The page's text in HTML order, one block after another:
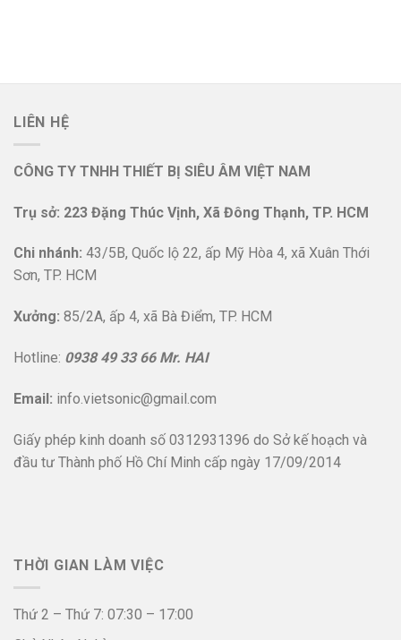
LIÊN HỆ
CÔNG TY TNHH THIẾT BỊ SIÊU ÂM VIỆT NAM
Trụ sở: 223 Đặng Thúc Vịnh, Xã Đông Thạnh, TP. HCM
Chi nhánh: 43/5B, Quốc lộ 22, ấp Mỹ Hòa 4, xã Xuân Thới
Sơn, TP. HCM
Xưởng: 85/2A, ấp 4, xã Bà Điểm, TP. HCM
Hotline: 0938 49 33 66 Mr. HAI
Email: info.vietsonic@gmail.com
Giấy phép kinh doanh số 0312931396 do Sở kế hoạch và
đầu tư Thành phố Hồ Chí Minh cấp ngày 17/09/2014
THỜI GIAN LÀM VIỆC
Thứ 2 – Thứ 7: 07:30 – 17:00